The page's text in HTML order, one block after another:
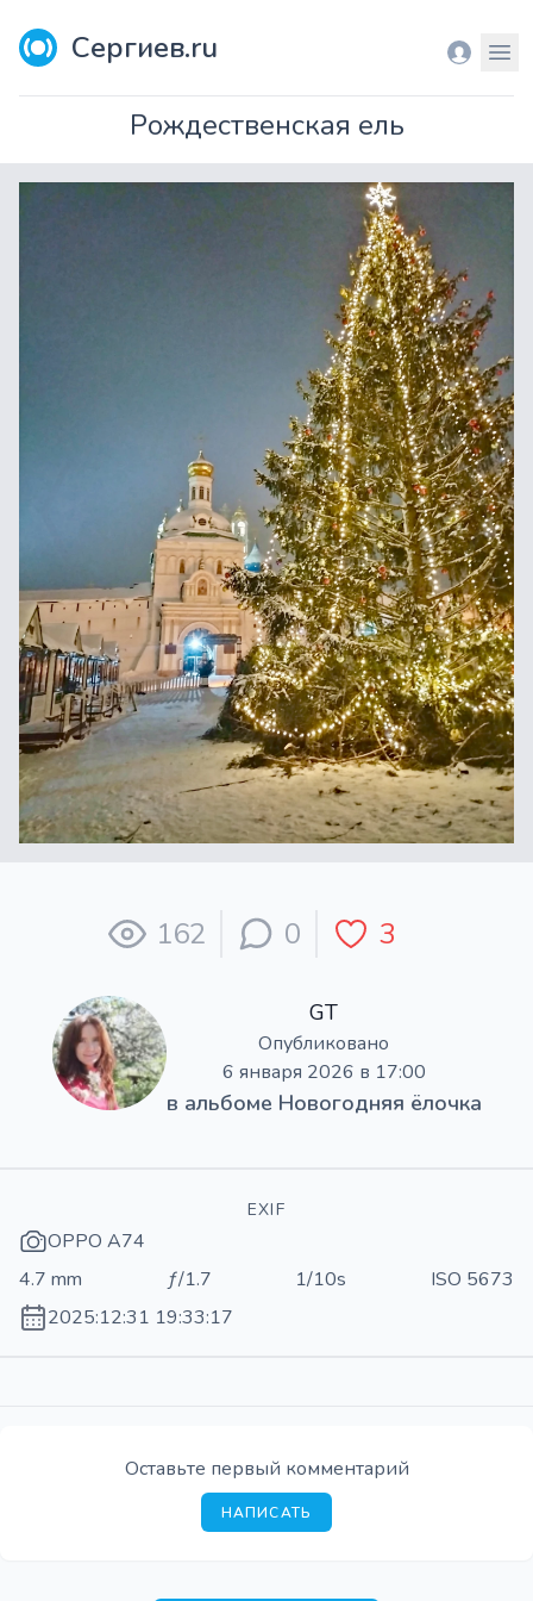
Сергиев.ru Вход
Рождественская ель
162 0 3
GT
Опубликовано
6 января 2026 в 17:00
в альбоме Новогодняя ёлочка
EXIF
OPPO A74
4.7 mm
ƒ/1.7 1/10s
ISO 5673
2025:12:31 19:33:17
Оставьте первый комментарий
НАПИСАТЬ